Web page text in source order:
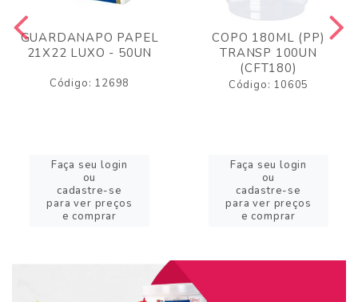
GUARDANAPO PAPEL
21X22 LUXO - 50UN
Código: 12698
Faça seu login
ou
cadastre-se
para ver preços
e comprar
COPO 180ML (PP)
TRANSP 100UN
(CFT180)
Código: 10605
Faça seu login
ou
cadastre-se
para ver preços
e comprar